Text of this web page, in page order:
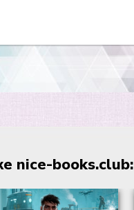
nice-books.club: